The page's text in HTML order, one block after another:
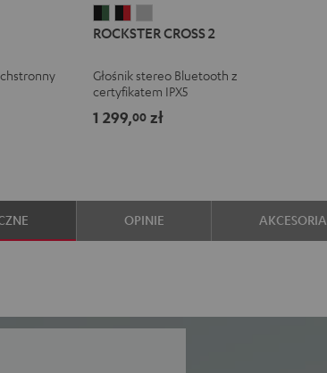
CROSS
Black
&
Green
CROSS
Black
&
Red
CROSS
Light
Gray
ROCKSTER CROSS 2
Głośnik stereo Bluetooth z
certyfikatem IPX5
1 299,00zł
OPINIE AKCESORIA